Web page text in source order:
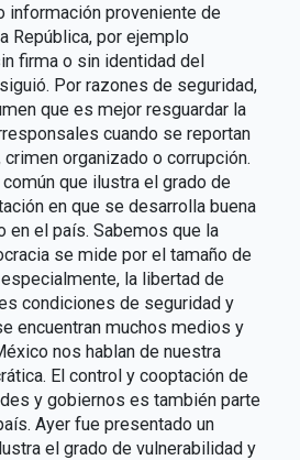
información proveniente de
República, por ejemplo
firma o sin identidad del
Por razones de seguridad,
que es mejor resguardar la
cuando se reportan
organizado o corrupción.
que ilustra el grado de
en que se desarrolla buena
en el país. Sabemos que la
se mide por el tamaño de
la libertad de
condiciones de seguridad y
encuentran muchos medios y
nos hablan de nuestra
El control y cooptación de
y gobiernos es también parte
Ayer fue presentado un
el grado de vulnerabilidad y